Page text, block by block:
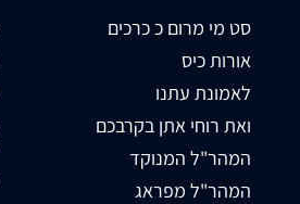
סט מי מרום כ כרכים
אורות כיס
לאמונת עתנו
ואת רוחי אתן בקרבכם
המהר"ל המנוקד
המהר"ל מפראג